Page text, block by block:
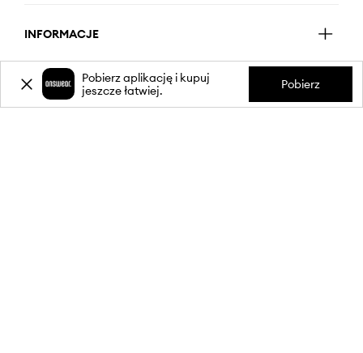
INFORMACJE
OBSŁUGA KLIENTA
Pobierz aplikację i kupuj
jeszcze łatwiej.
Pobierz